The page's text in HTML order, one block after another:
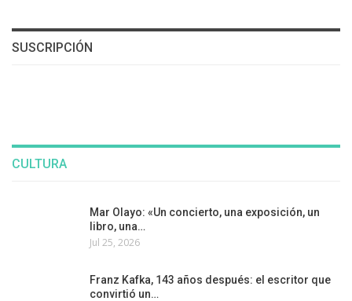
SUSCRIPCIÓN
CULTURA
Mar Olayo: «Un concierto, una exposición, un
libro, una…
Jul 25, 2026
Franz Kafka, 143 años después: el escritor que
convirtió un…